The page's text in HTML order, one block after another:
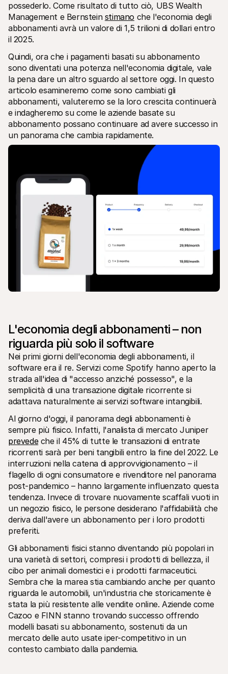
possederlo. Come risultato di tutto ciò, UBS Wealth
Management e Bernstein stimano che l'economia degli
abbonamenti avrà un valore di 1,5 trilioni di dollari entro
il 2025.
Quindi, ora che i pagamenti basati su abbonamento
sono diventati una potenza nell'economia digitale, vale
la pena dare un altro sguardo al settore oggi. In questo
articolo esamineremo come sono cambiati gli
abbonamenti, valuteremo se la loro crescita continuerà
e indagheremo su come le aziende basate su
abbonamento possano continuare ad avere successo in
un panorama che cambia rapidamente.
L'economia degli abbonamenti – non
riguarda più solo il software
Nei primi giorni dell'economia degli abbonamenti, il
software era il re. Servizi come Spotify hanno aperto la
strada all'idea di "accesso anziché possesso", e la
semplicità di una transazione digitale ricorrente si
adattava naturalmente ai servizi software intangibili.
Al giorno d'oggi, il panorama degli abbonamenti è
sempre più fisico. Infatti, l'analista di mercato Juniper
prevede che il 45% di tutte le transazioni di entrate
ricorrenti sarà per beni tangibili entro la fine del 2022. Le
interruzioni nella catena di approvvigionamento – il
flagello di ogni consumatore e rivenditore nel panorama
post-pandemico – hanno largamente influenzato questa
tendenza. Invece di trovare nuovamente scaffali vuoti in
un negozio fisico, le persone desiderano l'affidabilità che
deriva dall'avere un abbonamento per i loro prodotti
preferiti.
Gli abbonamenti fisici stanno diventando più popolari in
una varietà di settori, compresi i prodotti di bellezza, il
cibo per animali domestici e i prodotti farmaceutici.
Sembra che la marea stia cambiando anche per quanto
riguarda le automobili, un'industria che storicamente è
stata la più resistente alle vendite online. Aziende come
Cazoo e FINN stanno trovando successo offrendo
modelli basati su abbonamento, sostenuti da un
mercato delle auto usate iper-competitivo in un
contesto cambiato dalla pandemia.